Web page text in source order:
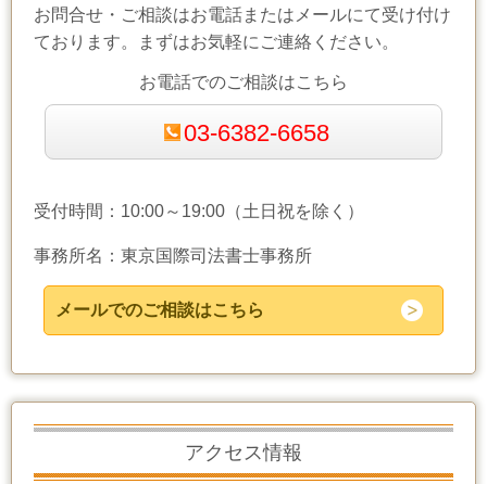
お問合せ・ご相談はお電話またはメールにて受け付け
ております。まずはお気軽にご連絡ください。
お電話でのご相談はこちら
03-6382-6658
受付時間：10:00～19:00（土日祝を除く）
事務所名：東京国際司法書士事務所
メールでのご相談はこちら
アクセス情報